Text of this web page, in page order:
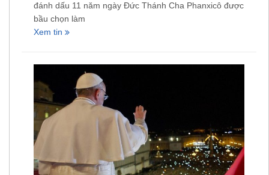
đánh dấu 11 năm ngày Đức Thánh Cha Phanxicô được
bầu chọn làm
Xem tin